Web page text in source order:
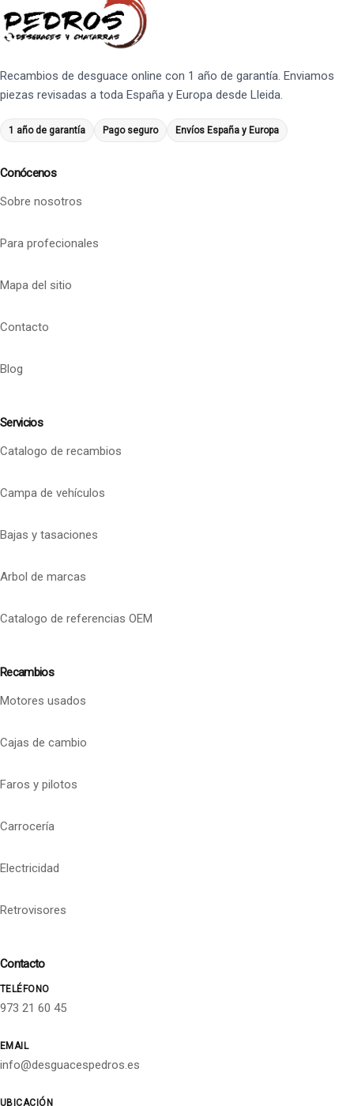
Recambios de desguace online con 1 año de garantía. Enviamos
piezas revisadas a toda España y Europa desde Lleida.
1 año de garantía Pago seguro Envíos España y Europa
Conócenos
Sobre nosotros
Para profecionales
Mapa del sitio
Contacto
Blog
Servicios
Catalogo de recambios
Campa de vehículos
Bajas y tasaciones
Arbol de marcas
Catalogo de referencias OEM
Recambios
Motores usados
Cajas de cambio
Faros y pilotos
Carrocería
Electricidad
Retrovisores
Contacto
TELÉFONO
973 21 60 45
EMAIL
info@desguacespedros.es
UBICACIÓN